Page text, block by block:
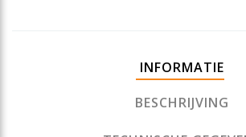
INFORMATIE
BESCHRIJVING